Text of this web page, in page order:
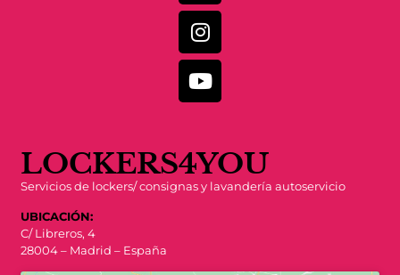
LOCKERS4YOU
Servicios de lockers/ consignas y lavandería autoservicio
UBICACIÓN:
C/ Libreros, 4
28004 – Madrid – España